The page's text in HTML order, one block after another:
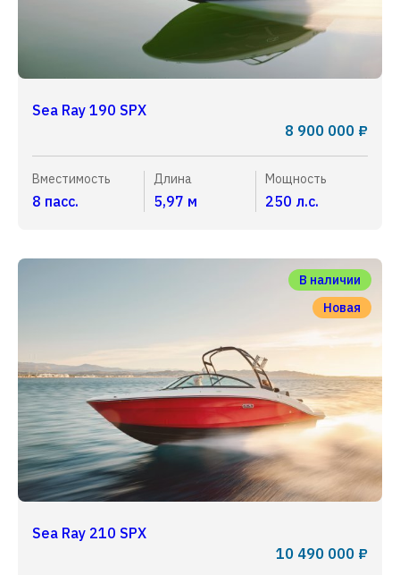
Sea Ray 190 SPX
8 900 000 ₽
Вместимость
8 пасс.
Длина
5,97 м
Мощность
250 л.с.
В наличии
Новая
Sea Ray 210 SPX
10 490 000 ₽